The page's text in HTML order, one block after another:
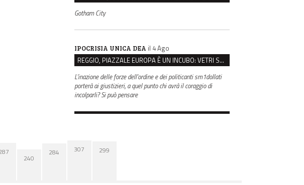
Gotham City
IPOCRISIA UNICA DEA il 4 Ago
REGGIO, PIAZZALE EUROPA È UN INCUBO: VETRI SPACCATI E FURTI SULLE AUTO IN SOSTA
L'inazione delle forze dell'ordine e dei politicanti sm1dollati
porterà ai giustizieri, a quel punto chi avrà il coraggio di
incolparli? Si può pensare
240
284 307 299